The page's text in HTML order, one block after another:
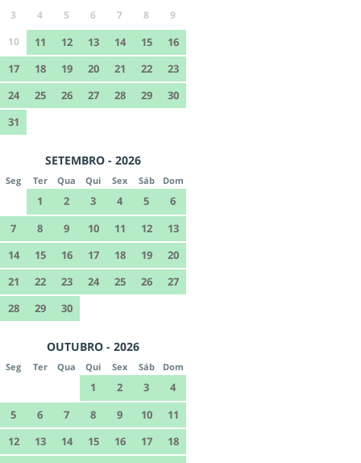
3
4 5 6 7 8
9
10
11 12 13 14 15
16
17
18 19 20 21 22
23
24
25 26 27 28 29
30
31
SETEMBRO - 2026
Seg Ter Qua Qui Sex Sáb Dom
1 2 3 4 5
6
7
8 9 10 11 12
13
14
15 16 17 18 19
20
21
22 23 24 25 26
27
28
29 30
OUTUBRO - 2026
Seg Ter Qua Qui Sex Sáb Dom
1 2 3
4
5
6 7 8 9 10
11
12
13 14 15 16 17
18